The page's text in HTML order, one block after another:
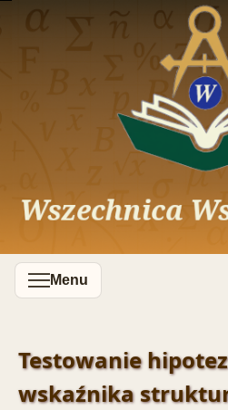
Menu
Testowanie
wskaźnika